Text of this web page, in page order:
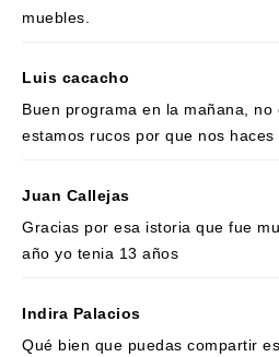
muebles.
Luis cacacho
Buen programa en la mañana, no
estamos rucos por que nos haces
Juan Callejas
Gracias por esa istoria que fue
año yo tenia 13 años
Indira Palacios
Qué bien que puedas compartir